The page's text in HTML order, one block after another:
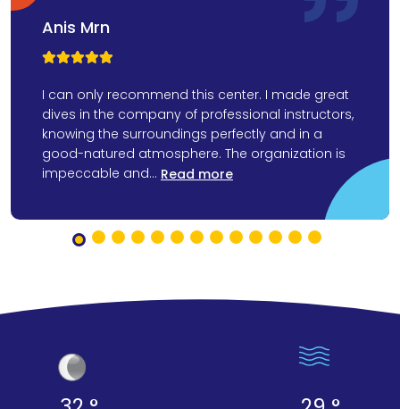
Anis Mrn



I can only recommend this center. I made great
dives in the company of professional instructors,
knowing the surroundings perfectly and in a
good-natured atmosphere. The organization is
impeccable and... Read more